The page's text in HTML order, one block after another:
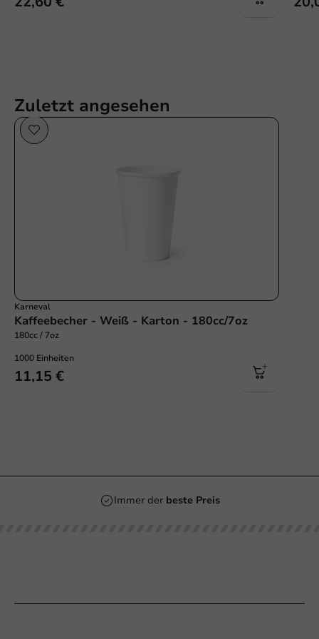
Zuletzt angesehen
Karneval
Kaffeebecher - Weiß - Karton - 180cc/7oz
180cc / 7oz
1000 Einheiten
11,15 €
Immer der beste Preis